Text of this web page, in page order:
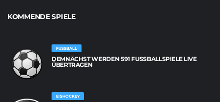
KOMMENDE SPIELE
FUSSBALL
DEMNÄCHST WERDEN 591 FUSSBALLSPIELE LIVE Ü
BERTRAGEN
EISHOCKEY